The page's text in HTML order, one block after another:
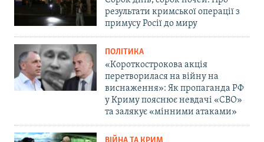
результати кримської операції з
примусу Росії до миру
ПОЛІТИКА
«Короткострокова акція
перетворилася на війну на
виснаження»: Як пропаганда РФ
у Криму пояснює невдачі «СВО»
та залякує «мінними атаками»